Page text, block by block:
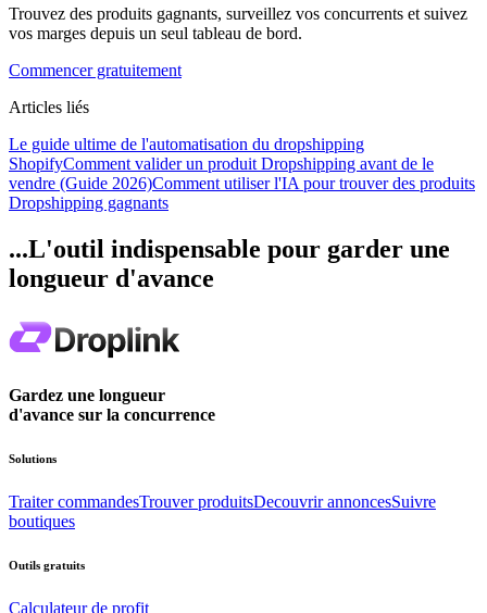
Trouvez des produits gagnants, surveillez vos concurrents et suivez
vos marges depuis un seul tableau de bord.
Commencer gratuitement
Articles liés
Le guide ultime de l'automatisation du dropshipping
ShopifyComment valider un produit Dropshipping avant de le
vendre (Guide 2026)Comment utiliser l'IA pour trouver des produits
Dropshipping gagnants
...L'outil indispensable pour garder une
longueur d'avance
Gardez une longueur
d'avance sur la concurrence
Solutions
Traiter commandesTrouver produitsDecouvrir annoncesSuivre
boutiques
Outils gratuits
Calculateur de profit